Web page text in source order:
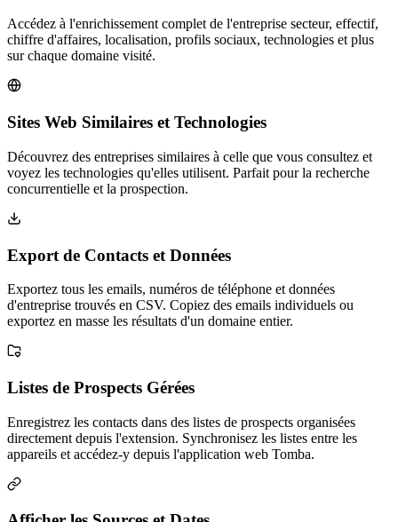
Accédez à l'enrichissement complet de l'entreprise secteur, effectif,
chiffre d'affaires, localisation, profils sociaux, technologies et plus
sur chaque domaine visité.
Sites Web Similaires et Technologies
Découvrez des entreprises similaires à celle que vous consultez et
voyez les technologies qu'elles utilisent. Parfait pour la recherche
concurrentielle et la prospection.
Export de Contacts et Données
Exportez tous les emails, numéros de téléphone et données
d'entreprise trouvés en CSV. Copiez des emails individuels ou
exportez en masse les résultats d'un domaine entier.
Listes de Prospects Gérées
Enregistrez les contacts dans des listes de prospects organisées
directement depuis l'extension. Synchronisez les listes entre les
appareils et accédez-y depuis l'application web Tomba.